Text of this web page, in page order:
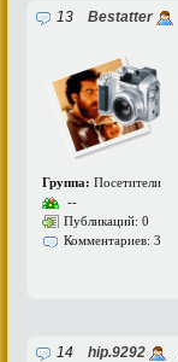
13 Bestatter
Группа: Посетители
--
Публикаций: 0
Комментариев: 3
14 hip.9292